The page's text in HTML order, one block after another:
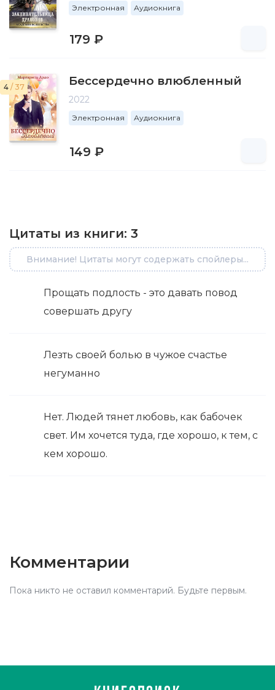
Электронная Аудиокнига
179 ₽
4 / 37 Бессердечно влюбленный
2022
Электронная Аудиокнига
149 ₽
Цитаты из книги: 3
Внимание! Цитаты могут содержать спойлеры...
Прощать подлость - это давать повод
совершать другу
Лезть своей болью в чужое счастье
негуманно
Нет. Людей тянет любовь, как бабочек
свет. Им хочется туда, где хорошо, к тем, с
кем хорошо.
Комментарии
Пока никто не оставил комментарий. Будьте первым.